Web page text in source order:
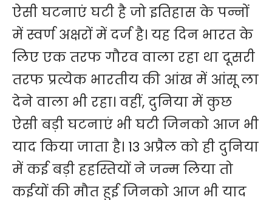
ऐसी घटनाएं घटी है जो इतिहास के पन्नों
में स्वर्ण अक्षरों में दर्ज है। यह दिन भारत के
लिए एक तरफ गौरव वाला रहा था दूसरी
तरफ प्रत्येक भारतीय की आंख में आंसू ला
देने वाला भी रहा। वहीं, दुनिया में कुछ
ऐसी बड़ी घटनाएं भी घटी जिनको आज भी
याद किया जाता है। 13 अप्रैल को ही दुनिया
में कई बड़ी ह​हस्तियों ने जन्म लिया तो
कईयों की मौत हुई जिनको आज भी याद